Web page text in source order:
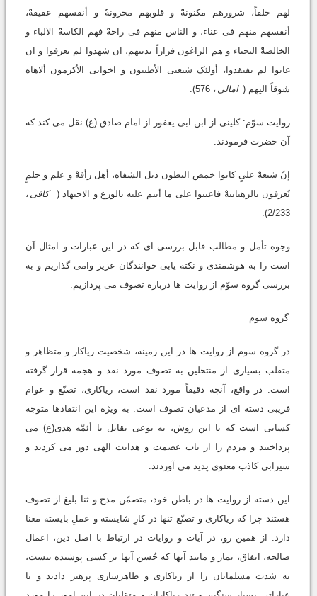
لهم خلفاً، شرورهم مکنونهْْ و قلوبهم محزونهْْ و أنفسهم عفیفهْْ،
أنفسهم منهم فی عناء، و الناس منهم فی راحهْْ فهم الکاسهْْ الالباء و
الخالصهْْ النجباء و هم الراغون فراراً بدینهم، ان شهدوا لم یعرفوا و ان
غابوا لم یفتقدوا، أولئک شیعتی الأطیبون و اخوانی الأکرمون ألاهاه
شوقاً الیهم ( امالی ، 576).
روایت سوّم: کلینی از ابن ابی یعفور از امام صادق (ع) نقل می کند که
آن حضرت فرمودند:
إنّ شیعهْْ علیٍ کانوا خمص البطون ذبل الشفاه، أهل رأفهْْ و علم و حلمٍ
یٌعرفون بالرهبانیهْْ فاعینوا علی ما أنتم علیه بالورع و الاجتهاد ( کافی ،
2/233).
وجوه تأمل و مطالب قابل بررسی ای که در این عبارات و امثال آن
است را به هوشمندی و نکته یابی خوانندگان عزیز وامی گذاریم و به
بررسی گروه سوّم از روایت ها دربارة تصوف می پردازیم.
گروه سوم
در گروه سوم از روایت ها در این زمینه، شخصیت ریاکار و متظاهر و
متقلب بسیاری از منتحلین به تصوف مورد نقد و هجمه قرار گرفته
است. در واقع، آنچه دقیقاً مورد نقد است، ریاکاری، تصنّع و عوام
فریبی دسته ای از مدعیان تصوف است. به ویژه این انتقادها متوجه
کسانی است که با این روش، به نوعی تقابل با أئمّه هدی(ع) می
پرداختند و مردم را از باب عصمت و هدایت الهی دور می کردند و
سیرابی کاذب معنوی پدید می آوردند.
این دسته از روایت ها در باطن خود، متضمّن مدح و ثنا بلیغ از تصوف
هستند چرا که ریاکاری و تصنّع تنها در کارِ شایسته و عملِ بایسته معنا
دارد. از همین رو، در آیات و روایات در ارتباط با اصل دین، اعمال
صالحه، انفاق، نماز و مانند آنها که حُسن آنها بر کسی پوشیده نیست،
به شدت مسلمانان را از ریاکاری و ظاهرسازی پرهیز دادند و با